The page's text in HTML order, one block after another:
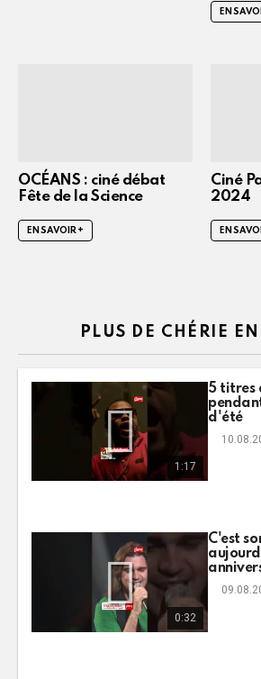
EN
OCÉANS : ciné débat
Fête de la Science
EN SAVOIR +
Ciné
2024
EN
PLUS DE CHÉRIE
1:17
5 titres
d'été
0:32
C'est